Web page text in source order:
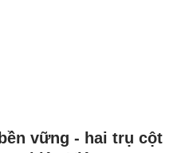
vững - hai trụ cột